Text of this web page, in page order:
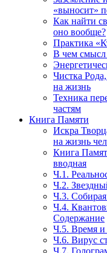
«выносит»
Как найти
оно вообще?
Практика
В чем
Чистка
на жизнь
Техника
частям
Книга Памяти
Искра
на жизнь
Книга
вводная
Ч.1.
Ч.2.
Ч.3.
Ч.4.
Содержание
Ч.5. Время и
Ч.6. Вирус
Ч.7.